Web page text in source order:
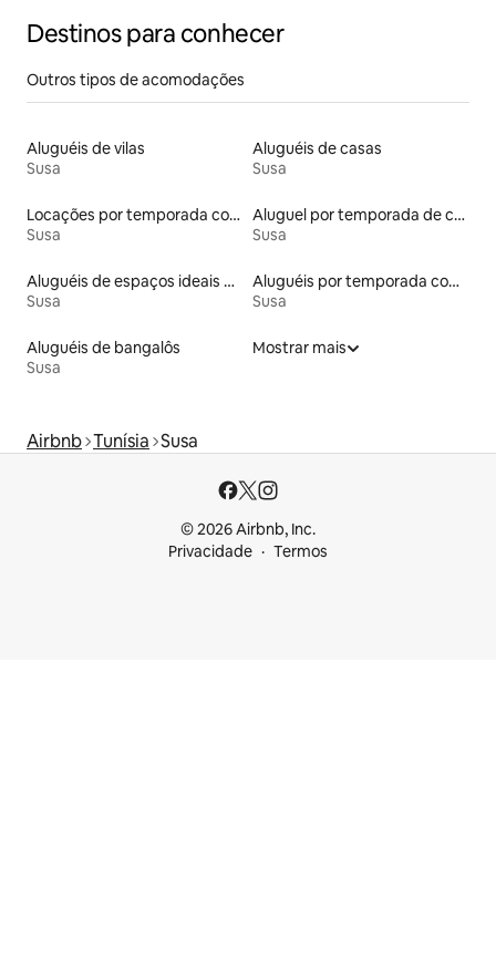
Destinos para conhecer
Outros tipos de acomodações
Aluguéis de vilas
Susa
Aluguéis de casas
Susa
Locações por temporada com piscina
Susa
Aluguel por temporada de casas de hóspedes
Susa
Aluguéis de espaços ideais para famílias
Susa
Aluguéis por temporada com sauna
Susa
Aluguéis de bangalôs
Susa
Mostrar mais
Airbnb Tunísia Susa
© 2026 Airbnb, Inc.
Privacidade
Termos